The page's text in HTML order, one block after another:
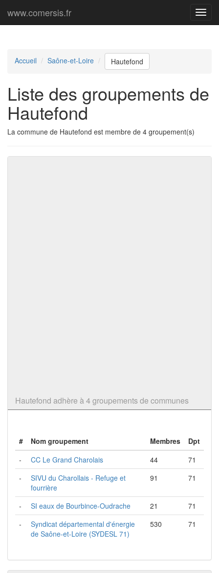
Menu
www.comersis.fr
Accueil Saône-et-Loire Hautefond
Liste des groupements de
Hautefond
La commune de Hautefond est membre de 4 groupement(s)
Hautefond adhère à 4 groupements de communes
# Nom groupement Membres
Dpt
-
CC Le Grand Charolais 44
71
-
SIVU du Charollais - Refuge et
fourrière
91 71
- SI eaux de Bourbince-Oudrache 21
71
-
Syndicat départemental d'énergie
de Saône-et-Loire (SYDESL 71)
530 71